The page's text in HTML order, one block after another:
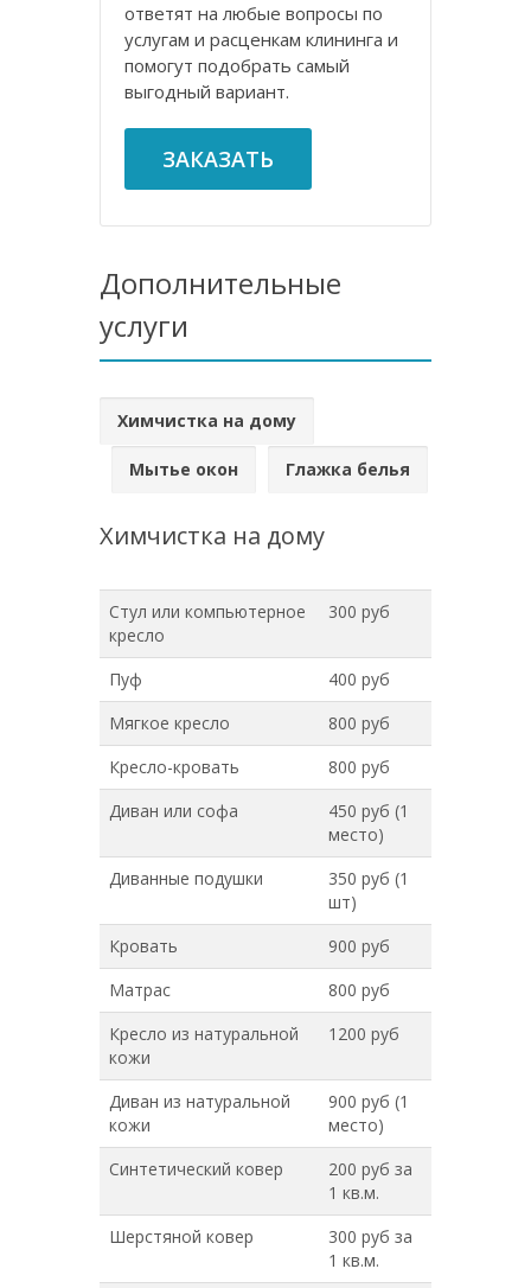
ответят на любые вопросы по
услугам и расценкам клининга и
помогут подобрать самый
выгодный вариант.
ЗАКАЗАТЬ
Дополнительные
услуги
Химчистка на дому
Мытье окон Глажка белья
Химчистка на дому
Стул или компьютерное
кресло
300 руб
Пуф
400 руб
Мягкое кресло
800 руб
Кресло-кровать
800 руб
Диван или софа
450 руб (1
место)
Диванные подушки
350 руб (1
шт)
Кровать
900 руб
Матрас
800 руб
Кресло из натуральной
кожи
1200 руб
Диван из натуральной
кожи
900 руб (1
место)
Синтетический ковер
200 руб за
1 кв.м.
Шерстяной ковер
300 руб за
1 кв.м.